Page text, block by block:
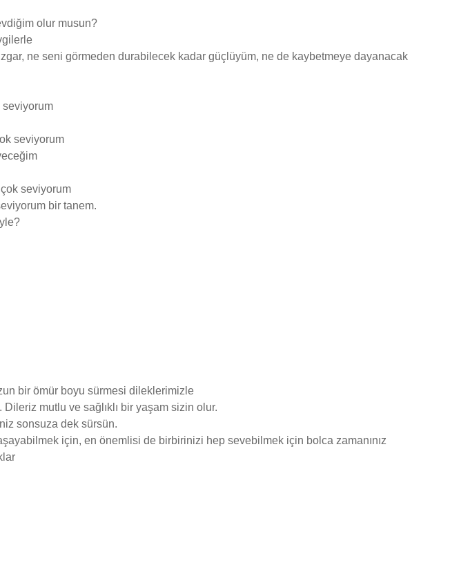
olur musun?
ne seni görmeden durabilecek kadar güçlüyüm, ne de kaybetmeye dayanacak
seviyorum
seviyorum
seviyorum
bir tanem.
bir ömür boyu sürmesi dileklerimizle
mutlu ve sağlıklı bir yaşam sizin olur.
sonsuza dek sürsün.
için, en önemlisi de birbirinizi hep sevebilmek için bolca zamanınız